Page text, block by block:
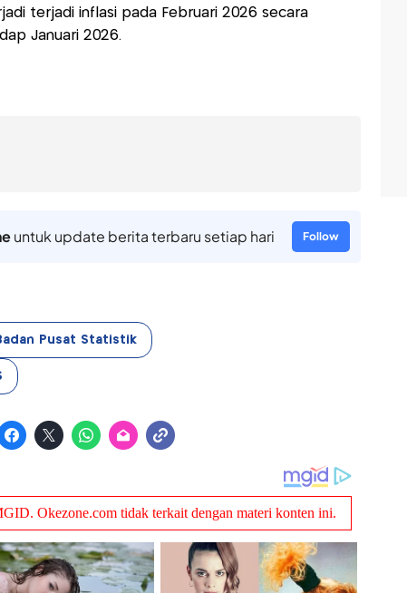
terjadi inflasi pada Februari 2026 secara
Januari 2026.
untuk update berita terbaru setiap hari Follow
Pusat Statistik